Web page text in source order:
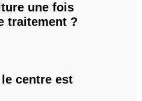
une fois
traitement ?
centre est